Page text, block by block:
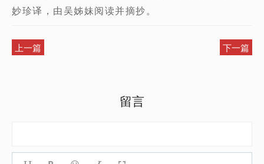
妙珍译，由吴姊妹阅读并摘抄。
上一篇 下一篇
留言